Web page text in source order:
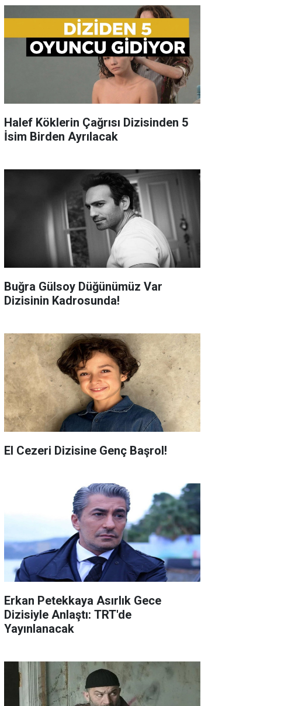
Halef Köklerin Çağrısı Dizisinden 5
İsim Birden Ayrılacak
Buğra Gülsoy Düğünümüz Var
Dizisinin Kadrosunda!
El Cezeri Dizisine Genç Başrol!
Erkan Petekkaya Asırlık Gece
Dizisiyle Anlaştı: TRT'de
Yayınlanacak